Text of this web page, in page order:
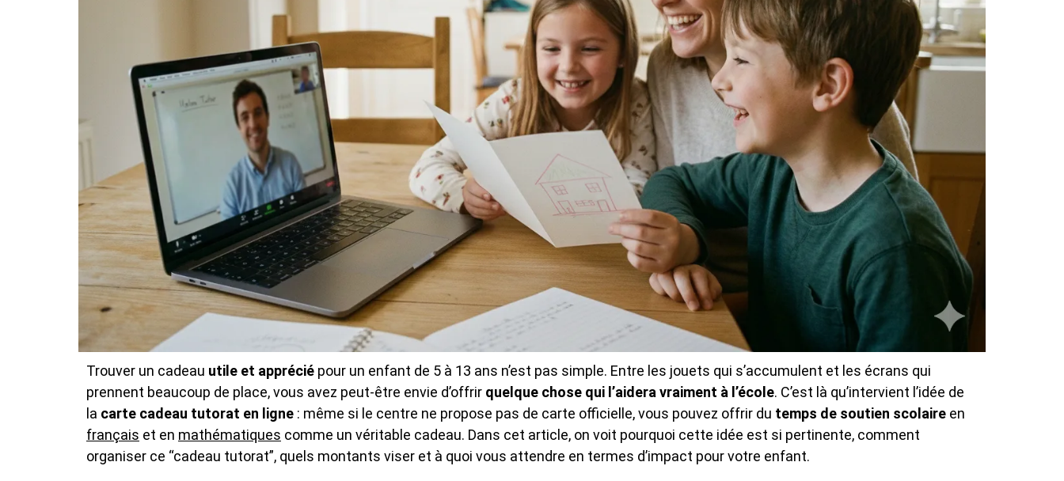
Trouver un cadeau utile et apprécié pour un enfant de 5 à 13 ans n’est pas simple. Entre les jouets qui s’accumulent et les écrans qui
prennent beaucoup de place, vous avez peut-être envie d’offrir quelque chose qui l’aidera vraiment à l’école. C’est là qu’intervient l’idée de
la carte cadeau tutorat en ligne : même si le centre ne propose pas de carte officielle, vous pouvez offrir du temps de soutien scolaire en
français et en mathématiques comme un véritable cadeau. Dans cet article, on voit pourquoi cette idée est si pertinente, comment
organiser ce “cadeau tutorat”, quels montants viser et à quoi vous attendre en termes d’impact pour votre enfant.